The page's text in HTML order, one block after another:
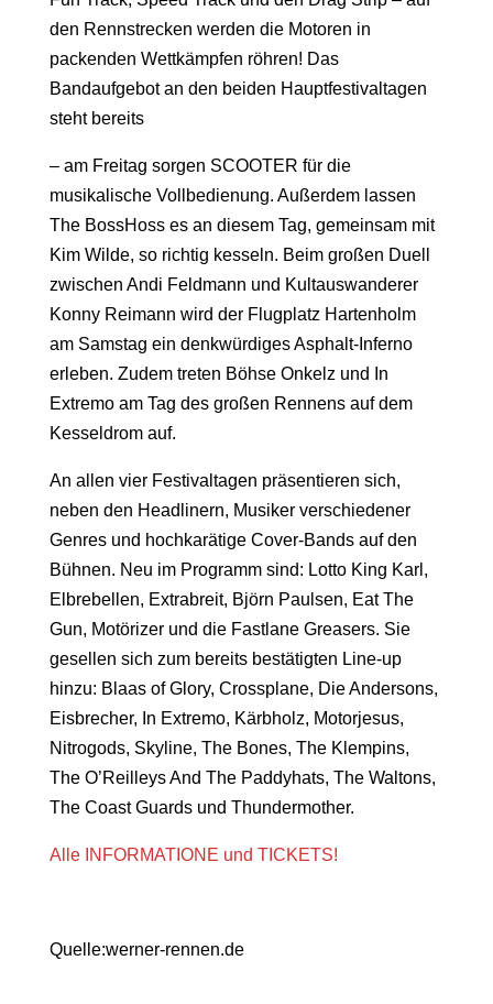
den Rennstrecken werden die Motoren in
packenden Wettkämpfen röhren! Das
Bandaufgebot an den beiden Hauptfestivaltagen
steht bereits
– am Freitag sorgen SCOOTER für die
musikalische Vollbedienung. Außerdem lassen
The BossHoss es an diesem Tag, gemeinsam mit
Kim Wilde, so richtig kesseln. Beim großen Duell
zwischen Andi Feldmann und Kultauswanderer
Konny Reimann wird der Flugplatz Hartenholm
am Samstag ein denkwürdiges Asphalt-Inferno
erleben. Zudem treten Böhse Onkelz und In
Extremo am Tag des großen Rennens auf dem
Kesseldrom auf.
An allen vier Festivaltagen präsentieren sich,
neben den Headlinern, Musiker verschiedener
Genres und hochkarätige Cover-Bands auf den
Bühnen. Neu im Programm sind: Lotto King Karl,
Elbrebellen, Extrabreit, Björn Paulsen, Eat The
Gun, Motörizer und die Fastlane Greasers. Sie
gesellen sich zum bereits bestätigten Line-up
hinzu: Blaas of Glory, Crossplane, Die Andersons,
Eisbrecher, In Extremo, Kärbholz, Motorjesus,
Nitrogods, Skyline, The Bones, The Klempins,
The O’Reilleys And The Paddyhats, The Waltons,
The Coast Guards und Thundermother.
Alle INFORMATIONE und TICKETS!
Quelle:werner-rennen.de